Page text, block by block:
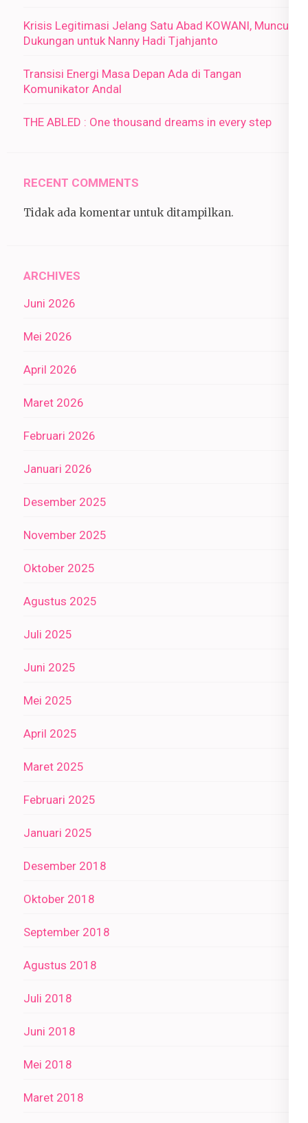
Krisis Legitimasi Jelang Satu Abad KOWANI, Muncul
Dukungan untuk Nanny Hadi Tjahjanto
Transisi Energi Masa Depan Ada di Tangan
Komunikator Andal
THE ABLED : One thousand dreams in every step
RECENT COMMENTS
Tidak ada komentar untuk ditampilkan.
ARCHIVES
Juni 2026
Mei 2026
April 2026
Maret 2026
Februari 2026
Januari 2026
Desember 2025
November 2025
Oktober 2025
Agustus 2025
Juli 2025
Juni 2025
Mei 2025
April 2025
Maret 2025
Februari 2025
Januari 2025
Desember 2018
Oktober 2018
September 2018
Agustus 2018
Juli 2018
Juni 2018
Mei 2018
Maret 2018